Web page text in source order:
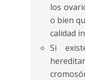
los
o bien
calidad
Si